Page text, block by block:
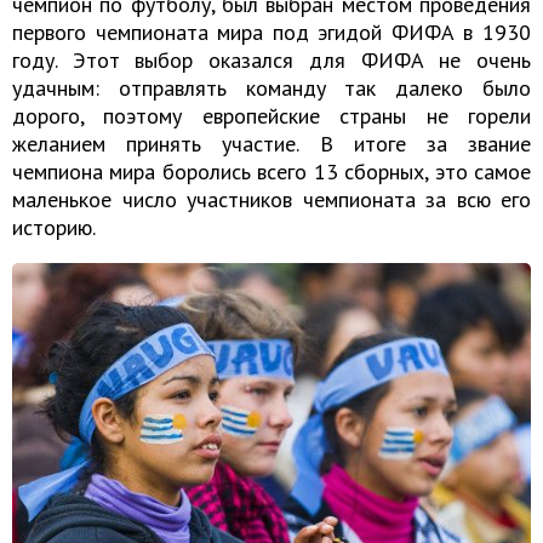
первого чемпионата мира под эгидой ФИФА в 1930
году. Этот выбор оказался для ФИФА не очень
удачным: отправлять команду так далеко было
дорого, поэтому европейские страны не горели
желанием принять участие. В итоге за звание
чемпиона мира боролись всего 13 сборных, это самое
маленькое число участников чемпионата за всю его
историю.